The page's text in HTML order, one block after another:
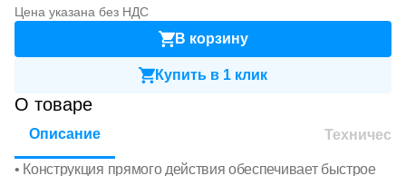
Цена указана без НДС
В корзину
Купить в 1 клик
О товаре
Описание
• Конструкция прямого действия обеспечивает быстрое